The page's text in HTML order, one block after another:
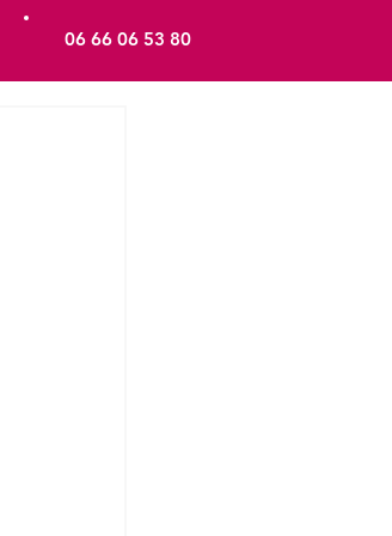
06 66 06 53 80